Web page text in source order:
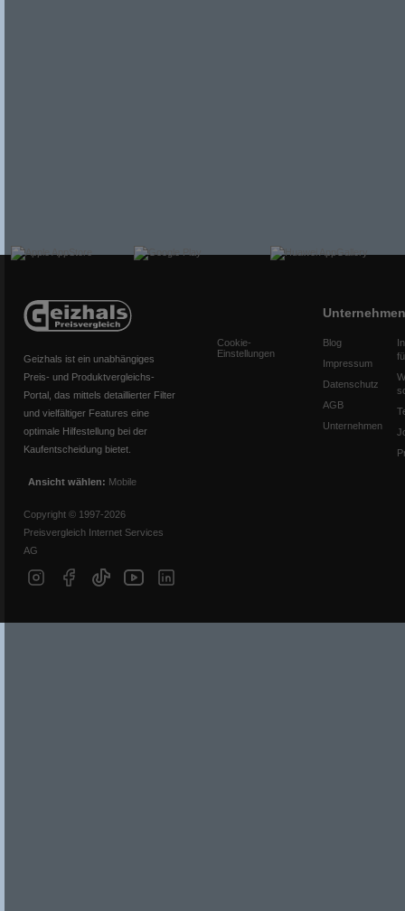
Geizhals ist ein unabhängiges
Preis- und Produktvergleichs-
Portal, das mittels detaillierter Filter
und vielfältiger Features eine
optimale Hilfestellung bei der
Kaufentscheidung bietet.
Ansicht wählen: Mobile
Copyright © 1997-2026
Preisvergleich Internet Services
AG
Cookie-
Einstellungen
Unternehmen
Blog
Impressum
Datenschutz
AGB
Unternehmen